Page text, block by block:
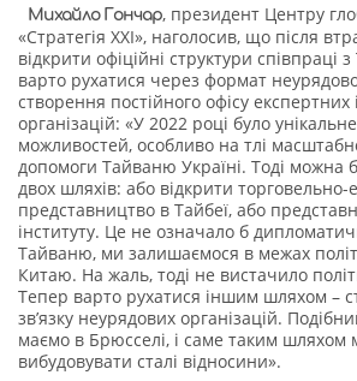
Михайло Гончар, президент Центру
«Стратегія XXI», наголосив, що після
відкрити офіційні структури співпраці
варто рухатися через формат
створення постійного офісу експертних
організацій: «У 2022 році було
можливостей, особливо на тлі
допомоги Тайваню Україні. Тоді можна
двох шляхів: або відкрити торговельно-
представництво в Тайбеї, або
інституту. Це не означало б
Тайваню, ми залишаємося в межах
Китаю. На жаль, тоді не вистачило
Тепер варто рухатися іншим шляхом –
зв’язку неурядових організацій.
маємо в Брюсселі, і саме таким шляхом
вибудовувати сталі відносини».